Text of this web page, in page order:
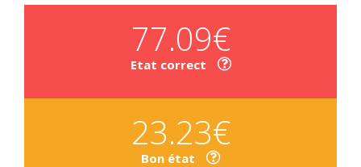
77.09€
Etat correct
23.23€
Bon état